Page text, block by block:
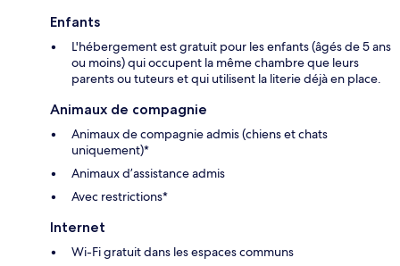
Enfants
L'hébergement est gratuit pour les enfants (âgés de 5 ans
ou moins) qui occupent la même chambre que leurs
parents ou tuteurs et qui utilisent la literie déjà en place.
Animaux de compagnie
Animaux de compagnie admis (chiens et chats
uniquement)*
Animaux d’assistance admis
Avec restrictions*
Internet
Wi-Fi gratuit dans les espaces communs